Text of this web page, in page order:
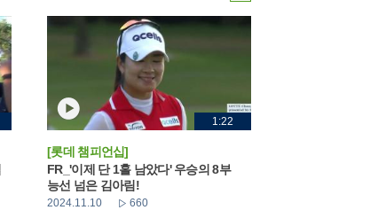
1:22
[롯데 챔피언십]
FR_'이제 단 1홀 남았다' 우승의 8부
능선 넘은 김아림!
2024.11.10 660